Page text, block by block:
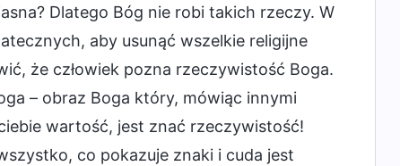
Dlatego Bóg nie robi takich rzeczy. W
aby usunąć wszelkie religijne
że człowiek pozna rzeczywistość Boga.
– obraz Boga który, mówiąc innymi
wartość, jest znać rzeczywistość!
co pokazuje znaki i cuda jest